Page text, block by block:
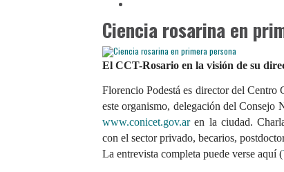
Ciencia rosarina en
El CCT-Rosario en la visión de su
Florencio Podestá es director del
www.conicet.gov.ar en la ciudad.
con el sector privado, becarios, p
La entrevista completa puede verse aquí (